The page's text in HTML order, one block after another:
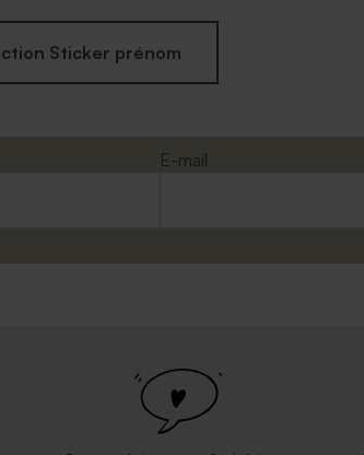
Sticker prénom
E-mail